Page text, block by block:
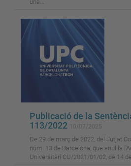
una...
Publicació de la
113/2022
De 29 de març de 2022, del Jutjat
núm. 13 de Barcelona, que anul·la
Universitari CU/2021/01/02, de 14